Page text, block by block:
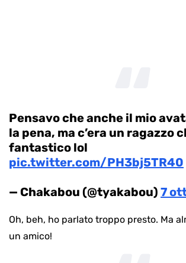
Pensavo che anche il mio
la pena, ma c’era un ragazzo
fantastico lol
pic.twitter.com/PH3bj5TR40
— Chakabou (@tyakabou) 7
Oh, beh, ho parlato troppo presto. Ma
un amico!